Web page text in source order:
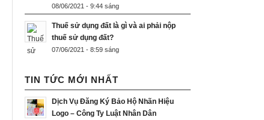
08/06/2021 - 9:44 sáng
Thuế sử dụng đất là gì và ai phải nộp
thuế sử dụng đất?
07/06/2021 - 8:59 sáng
TIN TỨC MỚI NHẤT
Dịch Vụ Đăng Ký Bảo Hộ Nhãn Hiệu
Logo – Công Ty Luật Nhân Dân